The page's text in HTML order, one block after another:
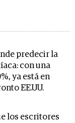
predecir la
con una
ya está en
EE.UU.
los escritores